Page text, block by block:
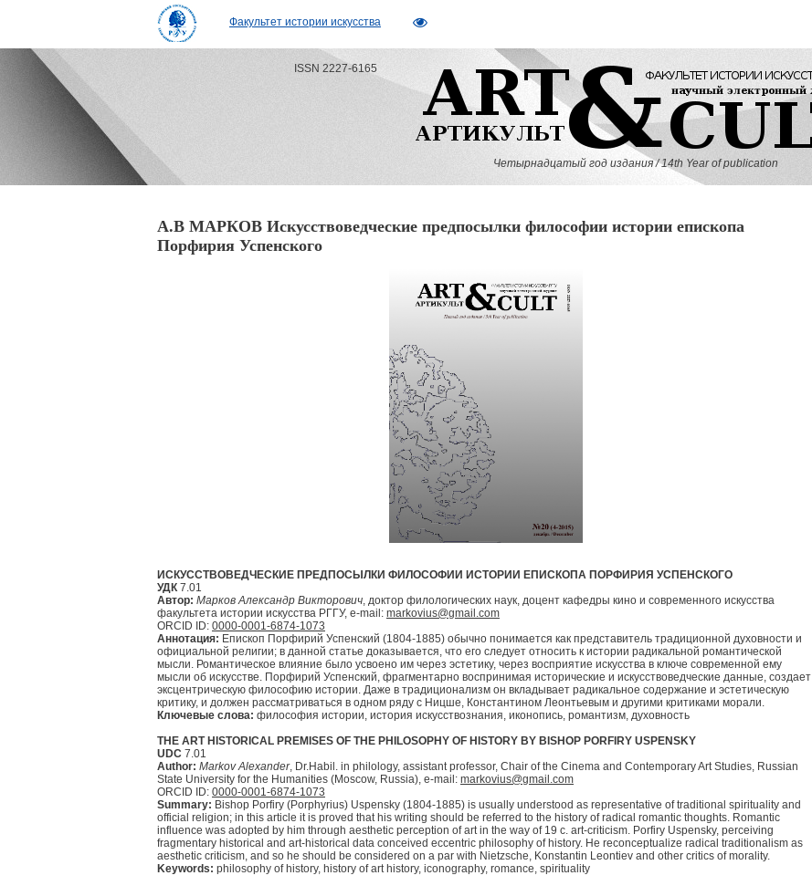
Факультет истории искусства
ISSN 2227-6165
Четырнадцатый год издания / 14th Year of publication
А.В МАРКОВ Искусствоведческие предпосылки философии истории епископа
Порфирия Успенского
ИСКУССТВОВЕДЧЕСКИЕ ПРЕДПОСЫЛКИ ФИЛОСОФИИ ИСТОРИИ ЕПИСКОПА ПОРФИРИЯ УСПЕНСКОГО
УДК 7.01
Автор: Марков Александр Викторович, доктор филологических наук, доцент кафедры кино и современного искусства
факультета истории искусства РГГУ, e-mail: markovius@gmail.com
ORCID ID: 0000-0001-6874-1073
Аннотация: Епископ Порфирий Успенский (1804-1885) обычно понимается как представитель традиционной духовности и
официальной религии; в данной статье доказывается, что его следует относить к истории радикальной романтической
мысли. Романтическое влияние было усвоено им через эстетику, через восприятие искусства в ключе современной ему
мысли об искусстве. Порфирий Успенский, фрагментарно воспринимая исторические и искусствоведческие данные, создает
эксцентрическую философию истории. Даже в традиционализм он вкладывает радикальное содержание и эстетическую
критику, и должен рассматриваться в одном ряду с Ницше, Константином Леонтьевым и другими критиками морали.
Ключевые слова: философия истории, история искусствознания, иконопись, романтизм, духовность
THE ART HISTORICAL PREMISES OF THE PHILOSOPHY OF HISTORY BY BISHOP PORFIRY USPENSKY
UDC 7.01
Author: Markov Alexander, Dr.Habil. in philology, assistant professor, Chair of the Cinema and Contemporary Art Studies, Russian
State University for the Humanities (Moscow, Russia), e-mail: markovius@gmail.com
ORCID ID: 0000-0001-6874-1073
Summary: Bishop Porfiry (Porphyrius) Uspensky (1804-1885) is usually understood as representative of traditional spirituality and
official religion; in this article it is proved that his writing should be referred to the history of radical romantic thoughts. Romantic
influence was adopted by him through aesthetic perception of art in the way of 19 c. art-criticism. Porfiry Uspensky, perceiving
fragmentary historical and art-historical data conceived eccentric philosophy of history. He reconceptualize radical traditionalism as
aesthetic criticism, and so he should be considered on a par with Nietzsche, Konstantin Leontiev and other critics of morality.
Keywords: philosophy of history, history of art history, iconography, romance, spirituality